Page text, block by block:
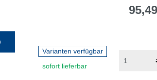
Varianten verfügbar
sofort lieferbar